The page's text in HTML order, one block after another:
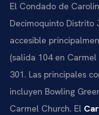
El Condado de
Decimoquinto Distrito
accesible
(salida 104 en Carmel
301. Las principales
incluyen Bowling
Carmel Church. El